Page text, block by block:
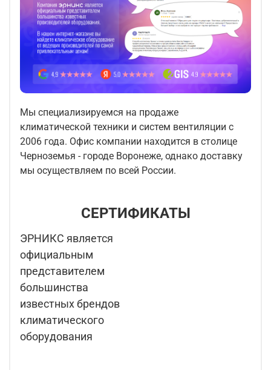
Мы специализируемся на продаже
климатической техники и систем вентиляции с
2006 года. Офис компании находится в столице
Черноземья - городе Воронеже, однако доставку
мы осуществляем по всей России.
СЕРТИФИКАТЫ
ЭРНИКС является
официальным
представителем
большинства
известных брендов
климатического
оборудования